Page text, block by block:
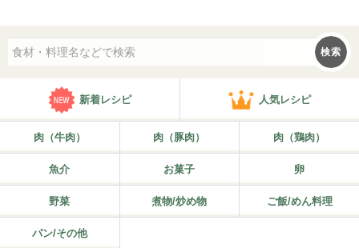
検索
新着レシピ 人気レシピ
肉（牛肉） 肉（豚肉） 肉（鶏肉）
魚介 お菓子 卵
野菜 煮物/炒め物 ご飯/めん料理
パン/その他